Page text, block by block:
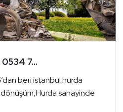
7...
beri istanbul hurda
dönüşüm,Hurda sanayinde